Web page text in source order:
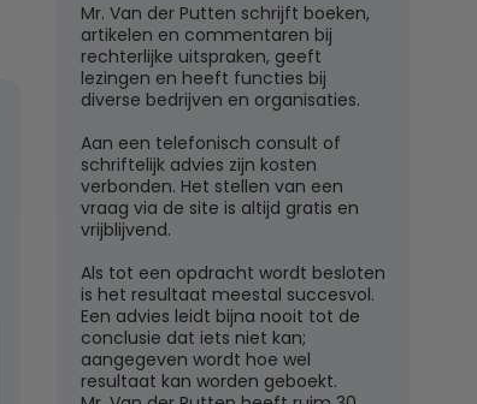
Mr. Van der Putten schrijft boeken,
artikelen en commentaren bij
rechterlijke uitspraken, geeft
lezingen en heeft functies bij
diverse bedrijven en organisaties.
Aan een telefonisch consult of
schriftelijk advies zijn kosten
verbonden. Het stellen van een
vraag via de site is altijd gratis en
vrijblijvend.
Als tot een opdracht wordt besloten
is het resultaat meestal succesvol.
Een advies leidt bijna nooit tot de
conclusie dat iets niet kan;
aangegeven wordt hoe wel
resultaat kan worden geboekt.